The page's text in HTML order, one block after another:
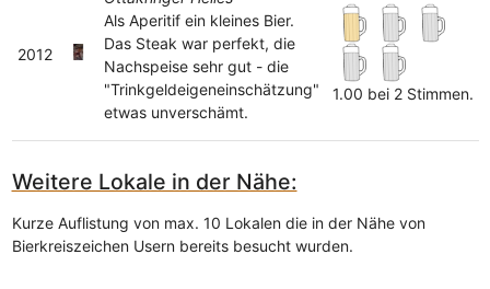
2012
Als Aperitif ein kleines Bier.
Das Steak war perfekt, die
Nachspeise sehr gut - die
"Trinkgeldeigeneinschätzung"
etwas unverschämt.
1.00 bei 2 Stimmen.
Weitere Lokale in der Nähe:
Kurze Auflistung von max. 10 Lokalen die in der Nähe von
Bierkreiszeichen Usern bereits besucht wurden.